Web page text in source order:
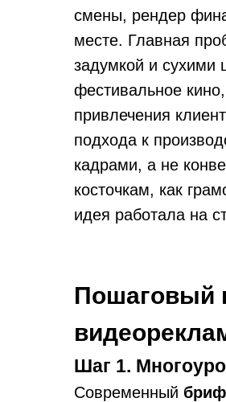
смены, рендер
месте. Главная
задумкой и сухими
фестивальное
привлечения
подхода к
кадрами, а не
косточкам, как
идея работала на
Пошаговый
Шаг 1.
Современный бриф